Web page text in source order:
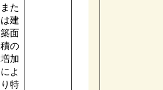
また
は建
築面
積の
増加
によ
り特